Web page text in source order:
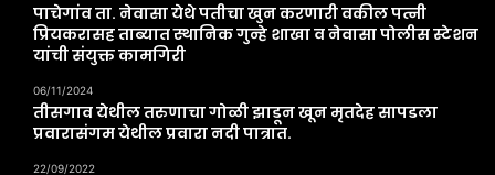
पाचेगांव ता. नेवासा येथे पतीचा खुन करणारी वकील पत्नी
प्रियकरासह ताब्यात स्थानिक गुन्हे शाखा व नेवासा पोलीस स्टेशन
यांची संयुक्त कामगिरी
06/11/2024
तीसगाव येथील तरुणाचा गोळी झाडून खून मृतदेह सापडला
प्रवारासंगम येथील प्रवारा नदी पात्रात.
22/09/2022